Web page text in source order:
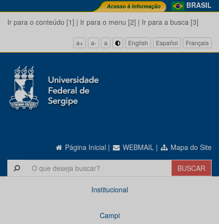
BRASIL
Ir para o conteúdo [1] | Ir para o menu [2] | Ir para a busca [3]
a+ a- a English Español Français
Página Inicial | WEBMAIL | Mapa do Site
Institucional
Campi